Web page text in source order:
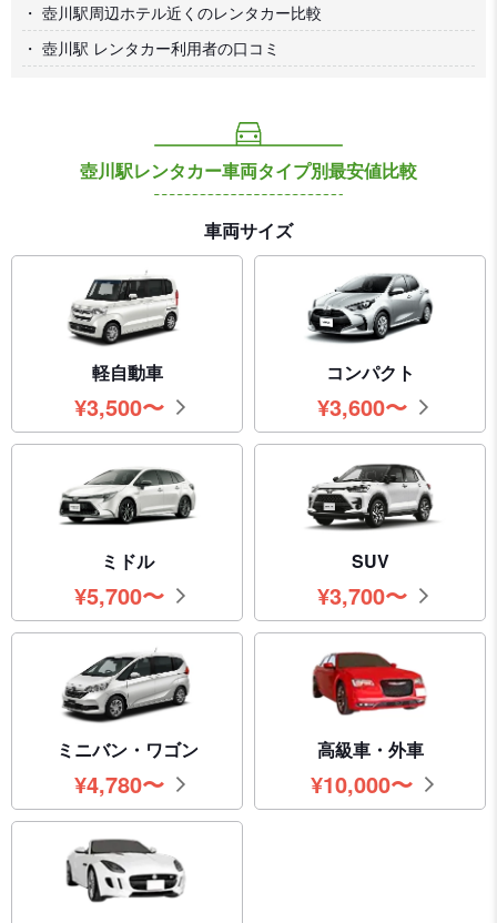
壺川駅周辺ホテル近くのレンタカー比較
壺川駅 レンタカー利用者の口コミ
壺川駅レンタカー車両タイプ別最安値比較
車両サイズ
軽自動車
¥3,500円
〜
コンパクト
¥3,600円
〜
ミドル
¥5,700円
〜
SUV
¥3,700円
〜
ミニバン・ワゴン
¥4,780円
〜
高級車・外車
¥10,000
円〜